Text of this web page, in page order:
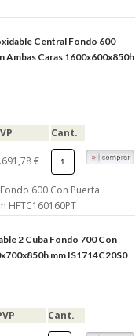
Central Fondo 600
Ambas Caras 1600x600x850h
Cant.
€
600 Con Puerta
HFTC160160PT
2 Cuba Fondo 700 Con
mm IS1714C20S0
Cant.